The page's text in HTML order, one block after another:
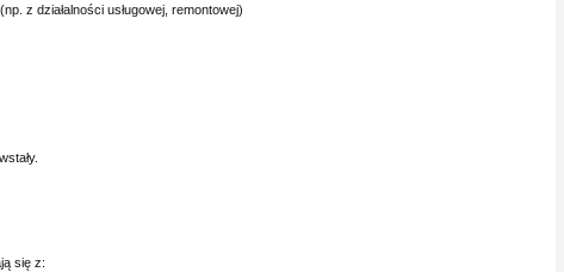
z działalności usługowej, remontowej)
się z: